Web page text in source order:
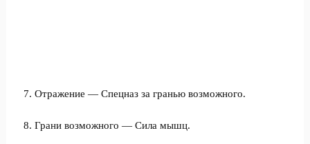
7. Отражение — Спецназ за гранью возможного.
8. Грани возможного — Сила мышц.